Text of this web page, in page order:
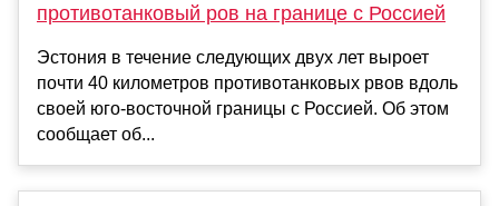
противотанковый ров на границе с Россией
Эстония в течение следующих двух лет выроет
почти 40 километров противотанковых рвов вдоль
своей юго-восточной границы с Россией. Об этом
сообщает об...